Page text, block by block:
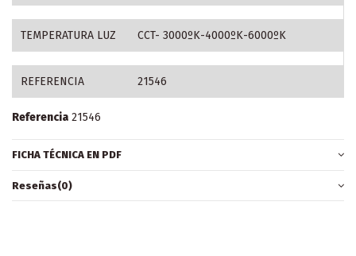
TEMPERATURA LUZ CCT- 3000ºK-4000ºK-6000ºK
REFERENCIA 21546
Referencia 21546
FICHA TÉCNICA EN PDF
Reseñas(0)